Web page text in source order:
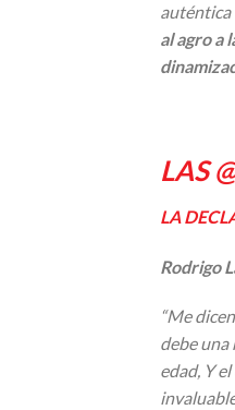
auténtica
al agro a
LAS
LA
Rodrigo
“Me
debe una
edad, Y